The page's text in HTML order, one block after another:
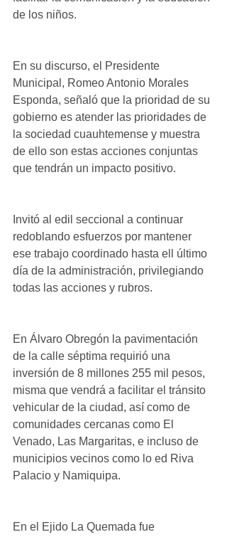
de los niños.
En su discurso, el Presidente
Municipal, Romeo Antonio Morales
Esponda, señaló que la prioridad de su
gobierno es atender las prioridades de
la sociedad cuauhtemense y muestra
de ello son estas acciones conjuntas
que tendrán un impacto positivo.
Invitó al edil seccional a continuar
redoblando esfuerzos por mantener
ese trabajo coordinado hasta ell último
día de la administración, privilegiando
todas las acciones y rubros.
En Álvaro Obregón la pavimentación
de la calle séptima requirió una
inversión de 8 millones 255 mil pesos,
misma que vendrá a facilitar el tránsito
vehicular de la ciudad, así como de
comunidades cercanas como El
Venado, Las Margaritas, e incluso de
municipios vecinos como lo ed Riva
Palacio y Namiquipa.
En el Ejido La Quemada fue